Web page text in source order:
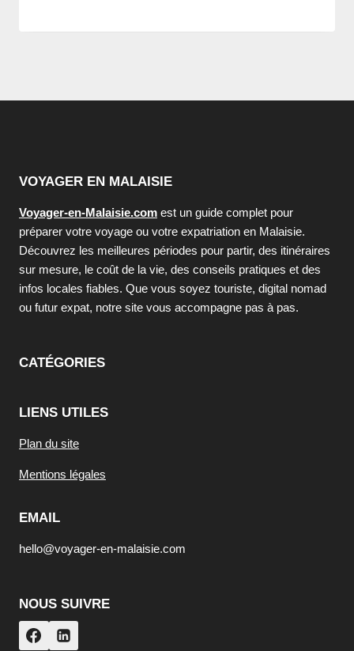
VOYAGER EN MALAISIE
Voyager-en-Malaisie.com est un guide complet pour
préparer votre voyage ou votre expatriation en Malaisie.
Découvrez les meilleures périodes pour partir, des itinéraires
sur mesure, le coût de la vie, des conseils pratiques et des
infos locales fiables. Que vous soyez touriste, digital nomad
ou futur expat, notre site vous accompagne pas à pas.
CATÉGORIES
LIENS UTILES
Plan du site
Mentions légales
EMAIL
hello@voyager-en-malaisie.com
NOUS SUIVRE